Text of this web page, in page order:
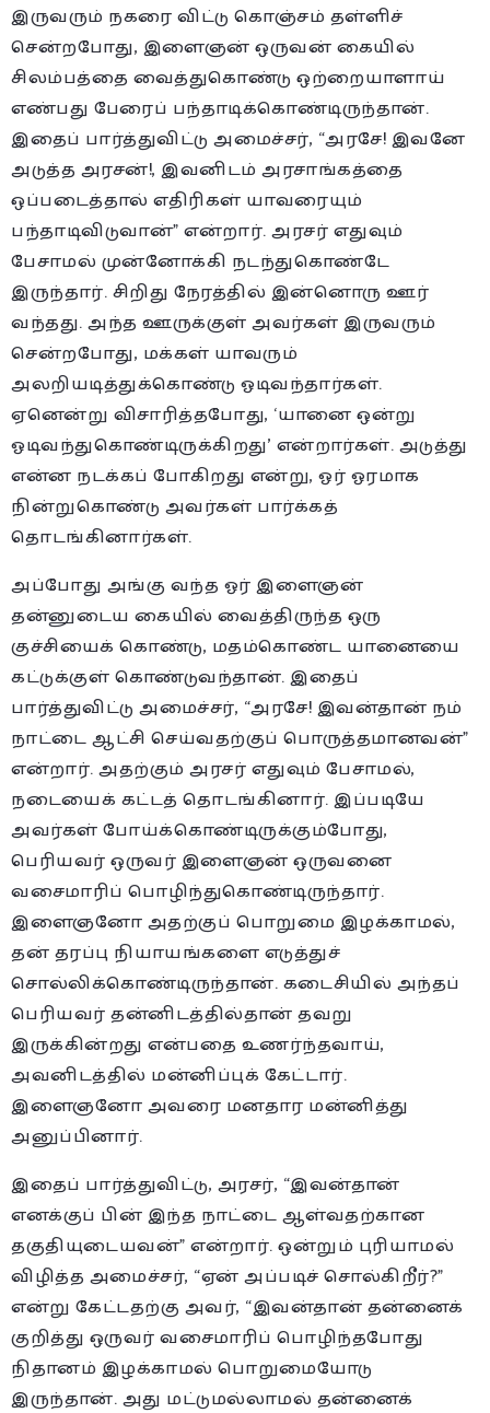
இருவரும் நகரை விட்டு கொஞ்சம் தள்ளிச்
சென்றபோது, இளைஞன் ஒருவன் கையில்
சிலம்பத்தை வைத்துகொண்டு ஒற்றையாளாய்
எண்பது பேரைப் பந்தாடிக்கொண்டிருந்தான்.
இதைப் பார்த்துவிட்டு அமைச்சர், “அரசே! இவனே
அடுத்த அரசன்!, இவனிடம் அரசாங்கத்தை
ஒப்படைத்தால் எதிரிகள் யாவரையும்
பந்தாடிவிடுவான்” என்றார். அரசர் எதுவும்
பேசாமல் முன்னோக்கி நடந்துகொண்டே
இருந்தார். சிறிது நேரத்தில் இன்னொரு ஊர்
வந்தது. அந்த ஊருக்குள் அவர்கள் இருவரும்
சென்றபோது, மக்கள் யாவரும்
அலறியடித்துக்கொண்டு ஓடிவந்தார்கள்.
ஏனென்று விசாரித்தபோது, ‘யானை ஒன்று
ஓடிவந்துகொண்டிருக்கிறது’ என்றார்கள். அடுத்து
என்ன நடக்கப் போகிறது என்று, ஓர் ஓரமாக
நின்றுகொண்டு அவர்கள் பார்க்கத்
தொடங்கினார்கள்.
அப்போது அங்கு வந்த ஓர் இளைஞன்
தன்னுடைய கையில் வைத்திருந்த ஒரு
குச்சியைக் கொண்டு, மதம்கொண்ட யானையை
கட்டுக்குள் கொண்டுவந்தான். இதைப்
பார்த்துவிட்டு அமைச்சர், “அரசே! இவன்தான் நம்
நாட்டை ஆட்சி செய்வதற்குப் பொருத்தமானவன்”
என்றார். அதற்கும் அரசர் எதுவும் பேசாமல்,
நடையைக் கட்டத் தொடங்கினார். இப்படியே
அவர்கள் போய்க்கொண்டிருக்கும்போது,
பெரியவர் ஒருவர் இளைஞன் ஒருவனை
வசைமாரிப் பொழிந்துகொண்டிருந்தார்.
இளைஞனோ அதற்குப் பொறுமை இழக்காமல்,
தன் தரப்பு நியாயங்களை எடுத்துச்
சொல்லிக்கொண்டிருந்தான். கடைசியில் அந்தப்
பெரியவர் தன்னிடத்தில்தான் தவறு
இருக்கின்றது என்பதை உணர்ந்தவாய்,
அவனிடத்தில் மன்னிப்புக் கேட்டார்.
இளைஞனோ அவரை மனதார மன்னித்து
அனுப்பினார்.
இதைப் பார்த்துவிட்டு, அரசர், “இவன்தான்
எனக்குப் பின் இந்த நாட்டை ஆள்வதற்கான
தகுதியுடையவன்” என்றார். ஒன்றும் புரியாமல்
விழித்த அமைச்சர், “ஏன் அப்படிச் சொல்கிறீர்?”
என்று கேட்டதற்கு அவர், “இவன்தான் தன்னைக்
குறித்து ஒருவர் வசைமாரிப் பொழிந்தபோது
நிதானம் இழக்காமல் பொறுமையோடு
இருந்தான். அது மட்டுமல்லாமல் தன்னைக்